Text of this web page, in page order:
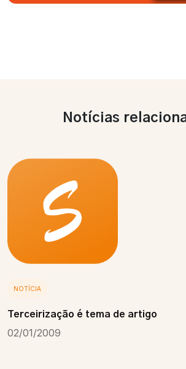
Notícias
NOTÍCIA
Terceirização é tema de artigo
02/01/2009